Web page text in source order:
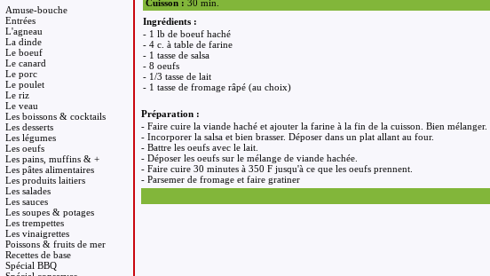
Amuse-bouche
Entrées
L'agneau
La dinde
Le boeuf
Le canard
Le porc
Le poulet
Le riz
Le veau
Les boissons & cocktails
Les desserts
Les légumes
Les oeufs
Les pains, muffins & +
Les pâtes alimentaires
Les produits laitiers
Les salades
Les sauces
Les soupes & potages
Les trempettes
Les vinaigrettes
Poissons & fruits de mer
Recettes de base
Spécial BBQ
Cuisson : 30 min.
Ingrédients :
- 1 lb de boeuf haché
- 4 c. à table de farine
- 1 tasse de salsa
- 8 oeufs
- 1/3 tasse de lait
- 1 tasse de fromage râpé (au choix)
Préparation :
- Faire cuire la viande haché et ajouter la farine à la fin de la cuisson. Bien mélanger.
- Incorporer la salsa et bien brasser. Déposer dans un plat allant au four.
- Battre les oeufs avec le lait.
- Déposer les oeufs sur le mélange de viande hachée.
- Faire cuire 30 minutes à 350 F jusqu'à ce que les oeufs prennent.
- Parsemer de fromage et faire gratiner